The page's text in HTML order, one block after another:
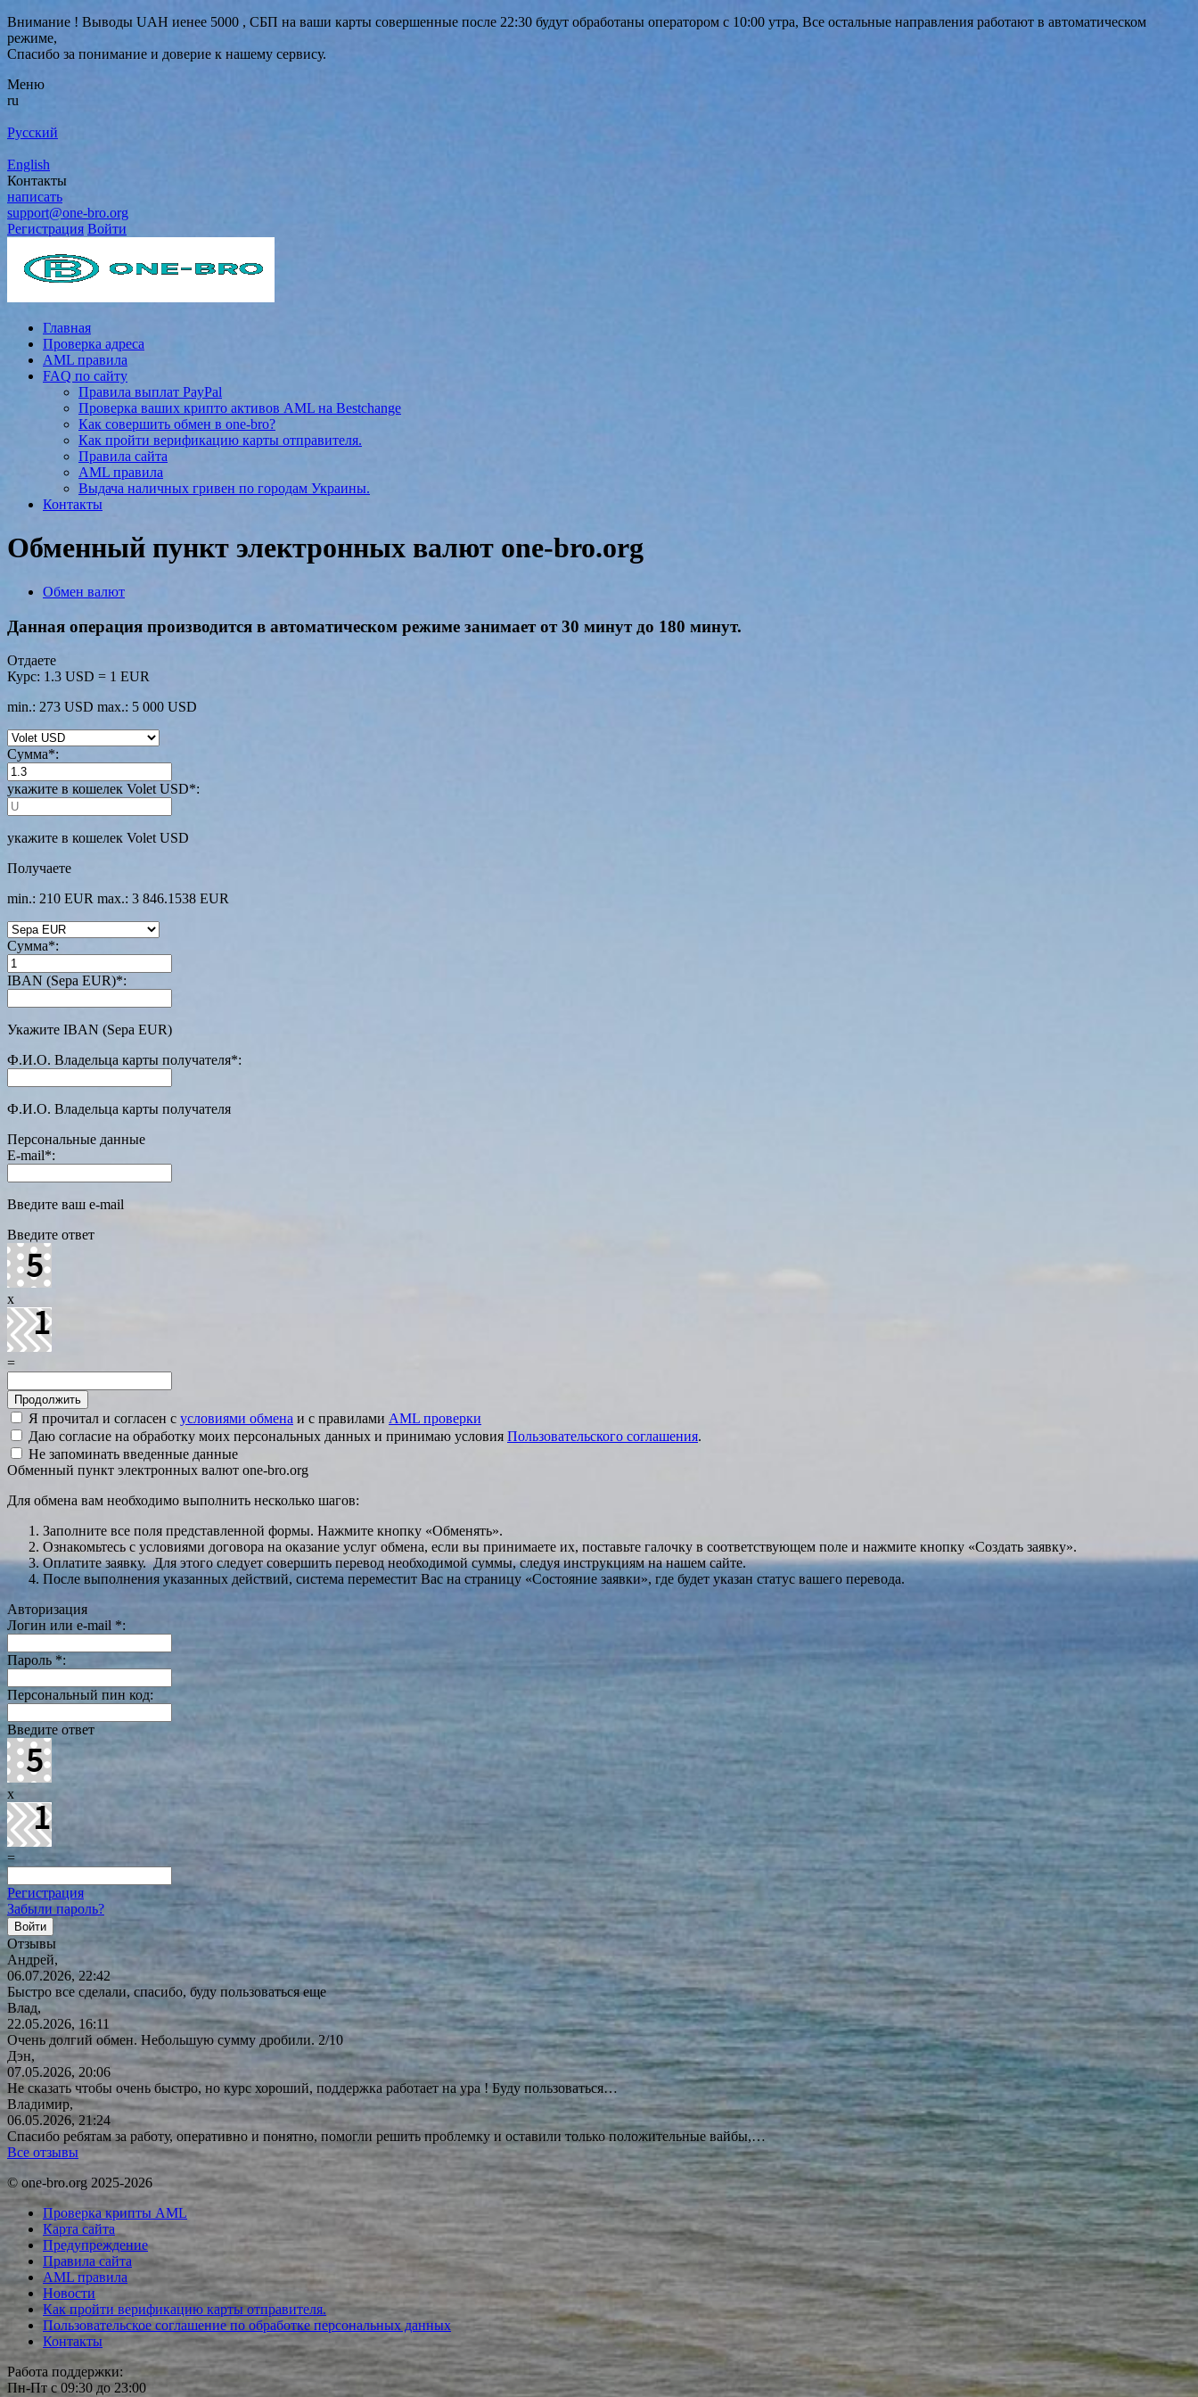
Внимание ! Выводы UAH иенее 5000 , СБП на ваши карты совершенные после 22:30 будут обработаны оператором с 10:00 утра, Все остальные направления работают в автоматическом
режиме,
Спасибо за понимание и доверие к нашему сервису.
Меню
ru
Русский
English
Контакты
написать
support@one-bro.org
Регистрация Войти
Главная
Проверка адреса
AML правила
FAQ по сайту
Правила выплат PayPal
Проверка ваших крипто активов AML на Bestchange
Как совершить обмен в one-bro?
Как пройти верификацию карты отправителя.
Правила сайта
AML правила
Выдача наличных гривен по городам Украины.
Контакты
Обменный пункт электронных валют one-bro.org
Обмен валют
Данная операция производится в автоматическом режиме занимает от 30 минут до 180 минут.
Отдаете
Курс: 1.3 USD = 1 EUR
min.: 273 USD max.: 5 000 USD
Сумма*:
укажите в кошелек Volet USD*:
укажите в кошелек Volet USD
Получаете
min.: 210 EUR max.: 3 846.1538 EUR
Сумма*:
IBAN (Sepa EUR)*:
Укажите IBAN (Sepa EUR)
Ф.И.О. Владельца карты получателя*:
Ф.И.О. Владельца карты получателя
Персональные данные
E-mail*:
Введите ваш e-mail
Введите ответ
x
=
Я прочитал и согласен с условиями обмена и с правилами AML проверки
Даю согласие на обработку моих персональных данных и принимаю условия Пользовательского соглашения.
Не запоминать введенные данные
Обменный пункт электронных валют one-bro.org
Для обмена вам необходимо выполнить несколько шагов:
Заполните все поля представленной формы. Нажмите кнопку «Обменять».
Ознакомьтесь с условиями договора на оказание услуг обмена, если вы принимаете их, поставьте галочку в соответствующем поле и нажмите кнопку «Создать заявку».
Оплатите заявку. Для этого следует совершить перевод необходимой суммы, следуя инструкциям на нашем сайте.
После выполнения указанных действий, система переместит Вас на страницу «Состояние заявки», где будет указан статус вашего перевода.
Авторизация
Логин или e-mail *:
Пароль *:
Персональный пин код:
Введите ответ
x
=
Регистрация
Забыли пароль?
Отзывы
Андрей,
06.07.2026, 22:42
Быстро все сделали, спасибо, буду пользоваться еще
Влад,
22.05.2026, 16:11
Очень долгий обмен. Небольшую сумму дробили. 2/10
Дэн,
07.05.2026, 20:06
Не сказать чтобы очень быстро, но курс хороший, поддержка работает на ура ! Буду пользоваться…
Владимир,
06.05.2026, 21:24
Спасибо ребятам за работу, оперативно и понятно, помогли решить проблемку и оставили только положительные вайбы,…
Все отзывы
© one-bro.org 2025-2026
Проверка крипты AML
Карта сайта
Предупреждение
Правила сайта
AML правила
Новости
Как пройти верификацию карты отправителя.
Пользовательское соглашение по обработке персональных данных
Контакты
Работа поддержки:
Пн-Пт с 09:30 до 23:00